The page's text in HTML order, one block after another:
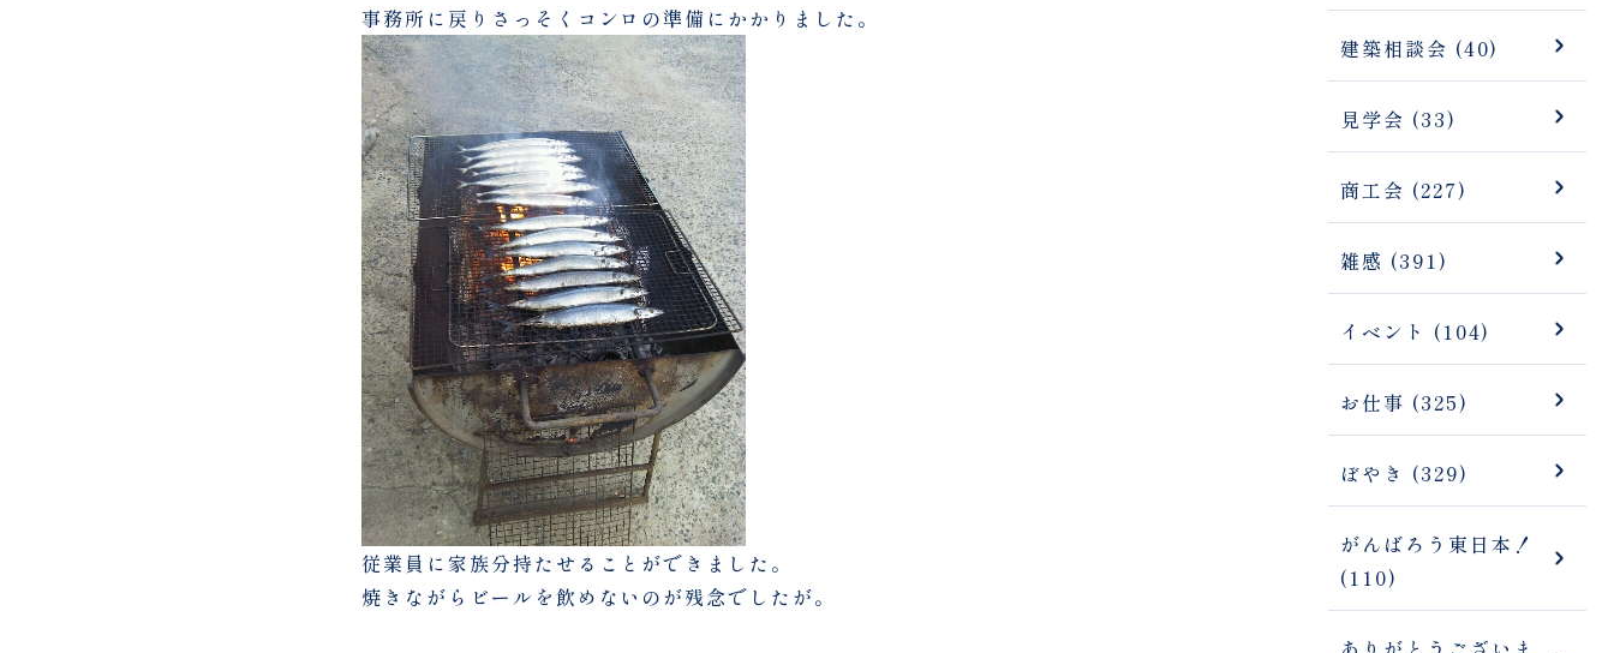
事務所に戻りさっそくコンロの準備にかかりました。
従業員に家族分持たせることができました。
焼きながらビールを飲めないのが残念でしたが。
建築相談会 (40)
見学会 (33)
商工会 (227)
雑感 (391)
イベント (104)
お仕事 (325)
ぼやき (329)
がんばろう東日本！
(110)